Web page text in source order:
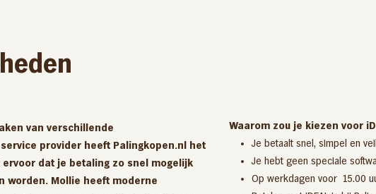
van verschillende
provider heeft Palingkopen.nl het
dat je betaling zo snel mogelijk
worden. Mollie heeft moderne
Waarom zou je kiezen voor
Je betaalt snel, simpel en
Je hebt geen speciale
Op werkdagen voor 15.00